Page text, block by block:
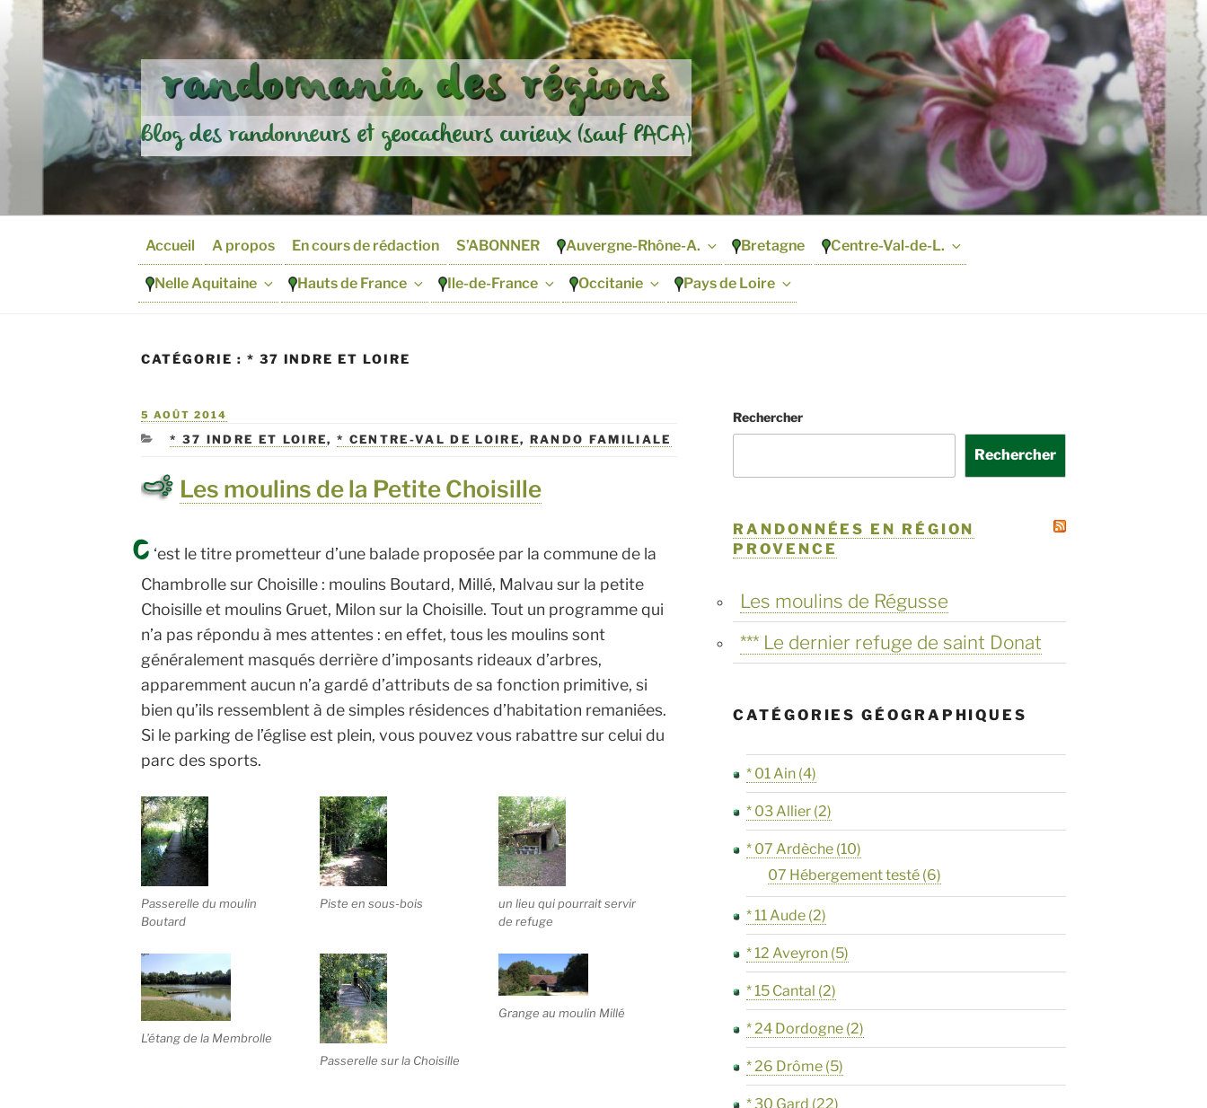
au
contenu
principal
randomania des régions
Blog des randonneurs et geocacheurs curieux (sauf PACA)
Accueil A propos En cours de rédaction S’ABONNER Auvergne-Rhône-A. Bretagne Centre-Val-de-L.
Nelle Aquitaine Hauts de France Ile-de-France Occitanie Pays de Loire
CATÉGORIE : * 37 INDRE ET LOIRE
PUBLIÉ
5 AOÛT 2014
CATÉGORIES
* 37 INDRE ET LOIRE,* CENTRE-VAL DE LOIRE, RANDO FAMILIALE
Les moulins de la Petite Choisille
C ‘est le titre prometteur d’une balade proposée par la commune de la
Chambrolle sur Choisille : moulins Boutard, Millé, Malvau sur la petite
Choisille et moulins Gruet, Milon sur la Choisille. Tout un programme qui
n’a pas répondu à mes attentes : en effet, tous les moulins sont
généralement masqués derrière d’imposants rideaux d’arbres,
apparemment aucun n’a gardé d’attributs de sa fonction primitive, si
bien qu’ils ressemblent à de simples résidences d’habitation remaniées.
Si le parking de l’église est plein, vous pouvez vous rabattre sur celui du
parc des sports.
Passerelle du moulin
Boutard
Piste en sous-bois
un lieu qui pourrait servir
de refuge
L’étang de la Membrolle
Passerelle sur la Choisille
Grange au moulin Millé
Rechercher
Rechercher
RANDONNÉES EN RÉGION
PROVENCE
Les moulins de Régusse
*** Le dernier refuge de saint Donat
CATÉGORIES GÉOGRAPHIQUES
* 01 Ain (4)
* 03 Allier (2)
* 07 Ardèche (10)
07 Hébergement testé (6)
* 11 Aude (2)
* 12 Aveyron (5)
* 15 Cantal (2)
* 24 Dordogne (2)
* 26 Drôme (5)
* 30 Gard (22)